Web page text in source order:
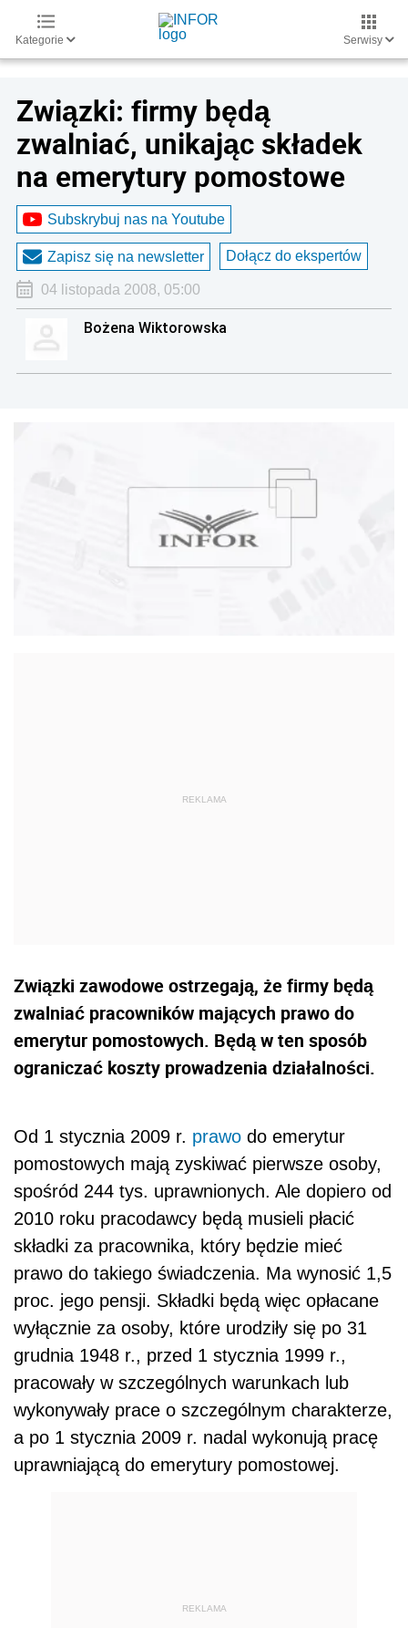
Kategorie Serwisy
Związki: firmy będą
zwalniać, unikając składek
na emerytury pomostowe
Subskrybuj nas na Youtube
Zapisz się na newsletter Dołącz do ekspertów
04 listopada 2008, 05:00
Bożena Wiktorowska
Związki zawodowe ostrzegają, że firmy będą
zwalniać pracowników mających prawo do
emerytur pomostowych. Będą w ten sposób
ograniczać koszty prowadzenia działalności.
Od 1 stycznia 2009 r. prawo do emerytur
pomostowych mają zyskiwać pierwsze osoby,
spośród 244 tys. uprawnionych. Ale dopiero od
2010 roku pracodawcy będą musieli płacić
składki za pracownika, który będzie mieć
prawo do takiego świadczenia. Ma wynosić 1,5
proc. jego pensji. Składki będą więc opłacane
wyłącznie za osoby, które urodziły się po 31
grudnia 1948 r., przed 1 stycznia 1999 r.,
pracowały w szczególnych warunkach lub
wykonywały prace o szczególnym charakterze,
a po 1 stycznia 2009 r. nadal wykonują pracę
uprawniającą do emerytury pomostowej.
REKLAMA